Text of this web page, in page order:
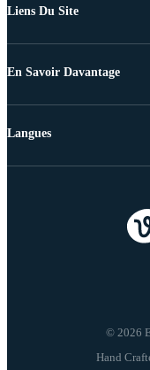
Liens Du Site
En Savoir Davantage
© 2026
Langues